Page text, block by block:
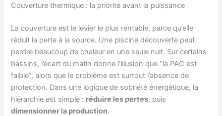
Couverture thermique : la priorité avant la puissance
La couverture est le levier le plus rentable, parce qu’elle
réduit la perte à la source. Une piscine découverte peut
perdre beaucoup de chaleur en une seule nuit. Sur certains
bassins, l’écart du matin donne l’illusion que “la PAC est
faible”, alors que le problème est surtout l’absence de
protection. Dans une logique de sobriété énergétique, la
hiérarchie est simple : réduire les pertes, puis
dimensionner la production.